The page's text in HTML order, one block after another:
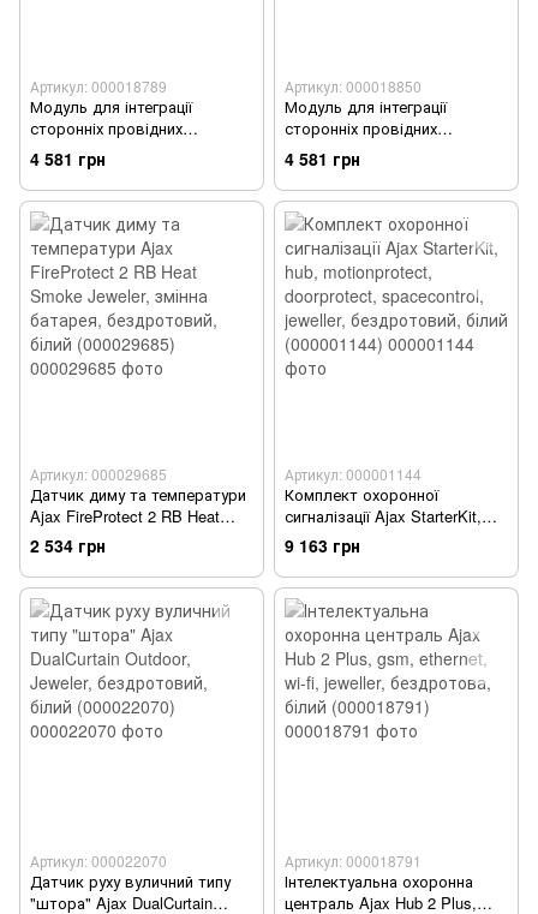
Артикул: 000018789
Модуль для інтеграції
сторонніх провідних
пристроїв Ajax
MultiTransmitter, Jeweller,
бездротовий, білий
(000018789)
4 581 грн
Артикул: 000018850
Модуль для інтеграції
сторонніх провідних
пристроїв Ajax
MultiTransmitter, Jeweller,
бездротовий, чорний
(000018850)
4 581 грн
Артикул: 000029685
Датчик диму та температури
Ajax FireProtect 2 RB Heat
Smoke Jeweler, змінна
батарея, бездротовий, білий
(000029685)
2 534 грн
Артикул: 000001144
Комплект охоронної
сигналізації Ajax StarterKit,
hub, motionprotect, doorprotect,
spacecontrol, jeweller,
бездротовий, білий
(000001144)
9 163 грн
Артикул: 000022070
Датчик руху вуличний типу
"штора" Ajax DualCurtain
Артикул: 000018791
Інтелектуальна охоронна
централь Ajax Hub 2 Plus,